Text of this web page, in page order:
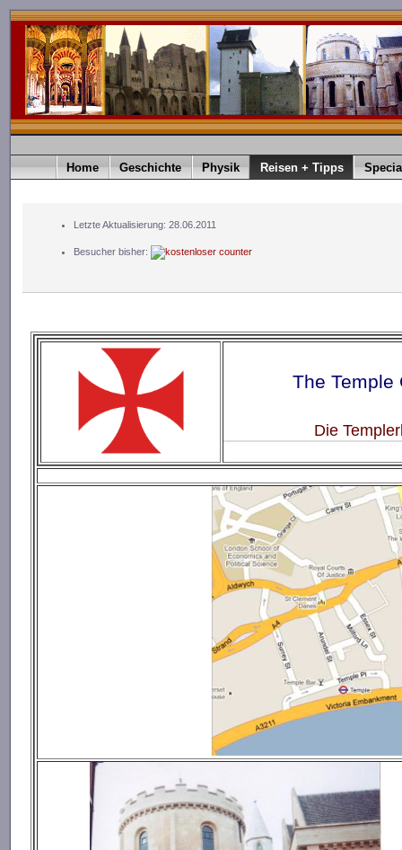
Home Geschichte Physik Reisen + Tipps
Letzte Aktualisierung: 28.06.2011
Besucher bisher:
The Temple
Die